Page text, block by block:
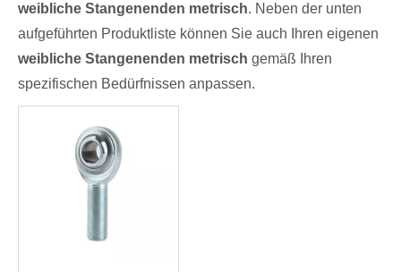
weibliche Stangenenden metrisch. Neben der unten
aufgeführten Produktliste können Sie auch Ihren eigenen
weibliche Stangenenden metrisch gemäß Ihren
spezifischen Bedürfnissen anpassen.